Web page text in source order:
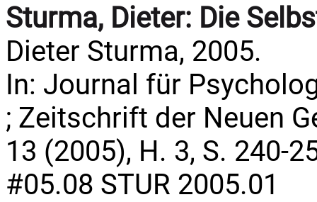
Sturma, Dieter: Die
Dieter Sturma, 2005.
In: Journal für
; Zeitschrift der Neuen
13 (2005), H. 3, S. 240-
#05.08 STUR 2005.01